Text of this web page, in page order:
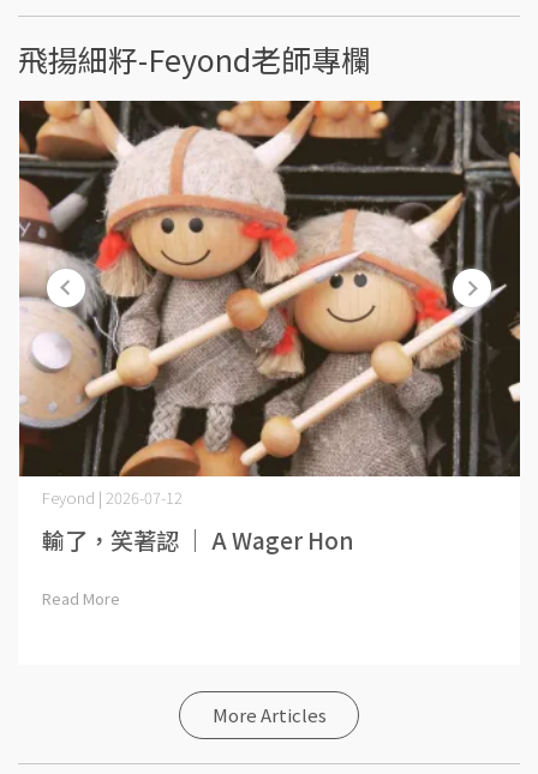
飛揚細籽-Feyond老師專欄
Feyond | 2026-07-12
輸了，笑著認 ｜ A Wager Hon⋯
Read More
More Articles